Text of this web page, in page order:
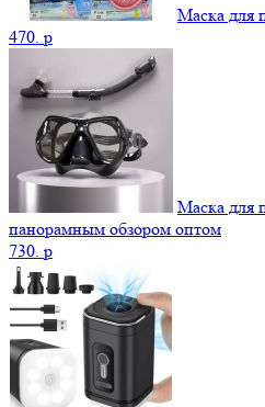
Маска для
470. p
Маска для
панорамным обзором оптом
730. p